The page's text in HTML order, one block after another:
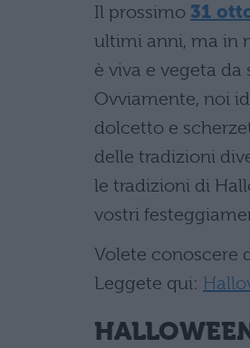
Il prossimo 31
ultimi anni, ma in
è viva e vegeta da
Ovviamente, noi
dolcetto e
delle tradizioni
le tradizioni di
vostri
Volete conoscere
Leggete qui: